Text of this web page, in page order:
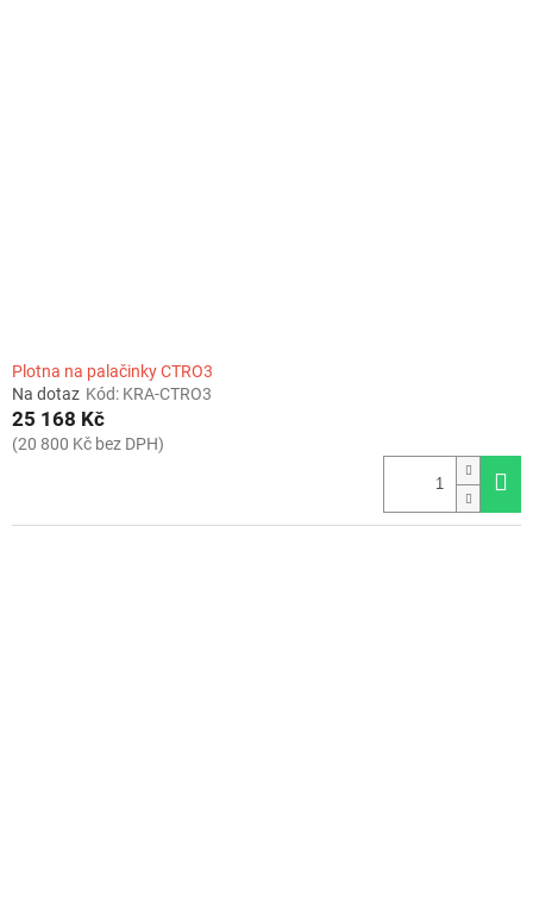
Plotna na palačinky CTRO3
Na dotaz Kód: KRA-CTRO3
25 168 Kč
(20 800 Kč bez DPH)